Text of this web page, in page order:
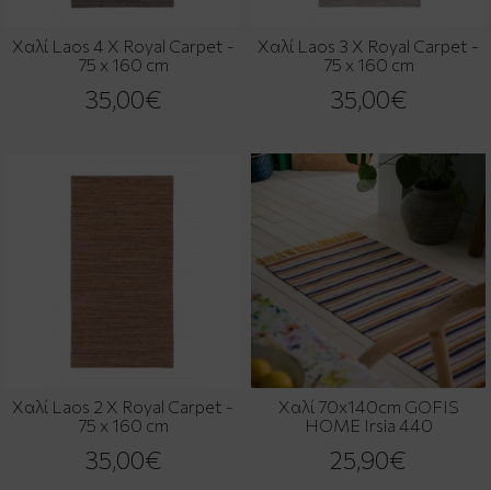
Χαλί Laos 4 X Royal Carpet -
75 x 160 cm
35,00€
Χαλί Laos 3 X Royal Carpet -
75 x 160 cm
35,00€
Χαλί Laos 2 X Royal Carpet -
75 x 160 cm
35,00€
Χαλί 70x140cm GOFIS
HOME Irsia 440
25,90€